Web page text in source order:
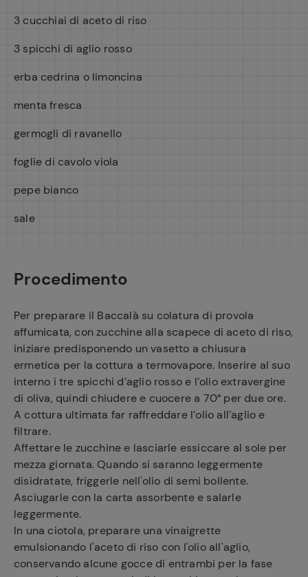
3 cucchiai di aceto di riso
3 spicchi di aglio rosso
erba cedrina o limoncina
menta fresca
germogli di ravanello
foglie di cavolo viola
pepe bianco
sale
Procedimento
Per preparare il Baccalà su colatura di provola
affumicata, con zucchine alla scapece di aceto di riso,
iniziare predisponendo un vasetto a chiusura
ermetica per la cottura a termovapore. Inserire al suo
interno i tre spicchi d’aglio rosso e l’olio extravergine
di oliva, quindi chiudere e cuocere a 70° per due ore.
A cottura ultimata far raffreddare l’olio all’aglio e
filtrare.
Affettare le zucchine e lasciarle essiccare al sole per
mezza giornata. Quando si saranno leggermente
disidratate, friggerle nell'olio di semi bollente.
Asciugarle con la carta assorbente e salarle
leggermente.
In una ciotola, preparare una vinaigrette
emulsionando l'aceto di riso con l'olio all'aglio,
conservando alcune gocce di entrambi per la fase